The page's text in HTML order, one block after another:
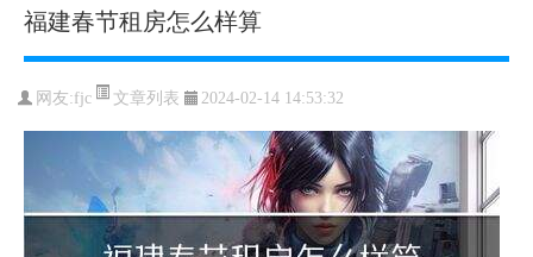
福建春节租房怎么样算
网友:fjc 文章列表 2024-02-14 14:53:32